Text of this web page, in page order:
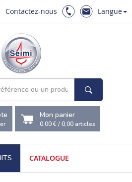
Contactez-nous Langue
Mon panier
0,00 €/0,00 articles
CATALOGUE